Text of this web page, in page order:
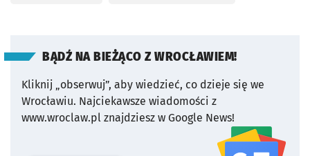
BĄDŹ NA BIEŻĄCO Z WROCŁAWIEM!
Kliknij „obserwuj”, aby wiedzieć, co dzieje się we
Wrocławiu. Najciekawsze wiadomości z
www.wroclaw.pl znajdziesz w Google News!